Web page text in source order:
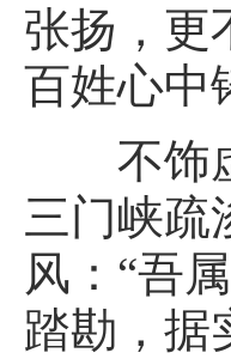
张扬，更
百姓心中
不饰虚
三门峡疏
风：“吾
踏勘，据